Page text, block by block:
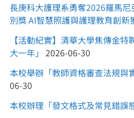
長庚科大護理系勇奪2026羅馬
別獎 AI智慧照護與護理教育創新
【活動紀實】清華大學焦傳金
大一年」
2026-06-30
本校舉辦「教師資格審查法規與
06-30
本校辦理「發文格式及常見錯誤